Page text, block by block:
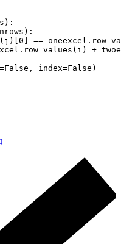
==
+
index=False)